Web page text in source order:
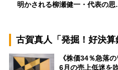
明かされる柳瀬健一・代表の
古賀真人「発掘！好決算
《株価34％急落
6月の売上低迷を